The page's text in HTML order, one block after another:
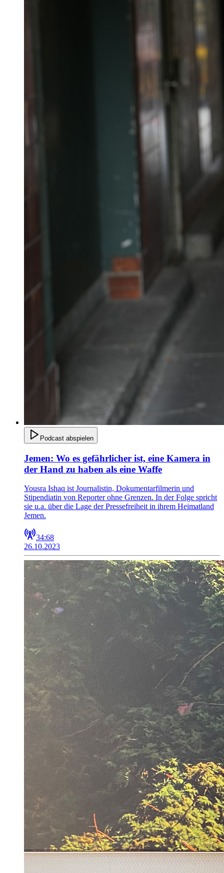
Podcast abspielen
Jemen: Wo es gefährlicher ist, eine Kamera in
der Hand zu haben als eine Waffe
Yousra Ishaq ist Journalistin, Dokumentarfilmerin und
Stipendiatin von Reporter ohne Grenzen. In der Folge spricht
sie u.a. über die Lage der Pressefreiheit in ihrem Heimatland
Jemen.
34:68
26.10.2023